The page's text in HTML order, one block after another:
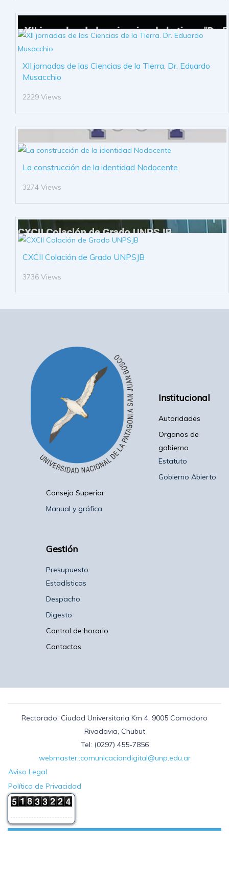
XII jornadas de las Ciencias de la Tierra. Dr. Eduardo
Musacchio
2229 Views
La construcción de la identidad Nodocente
3274 Views
CXCII Colación de Grado UNPSJB
3736 Views
Institucional
Autoridades
Organos de
gobierno
Estatuto
Gobierno Abierto
Consejo Superior
Manual y gráfica
Gestión
Presupuesto
Estadísticas
Despacho
Digesto
Control de horario
Contactos
Rectorado: Ciudad Universitaria Km 4, 9005 Comodoro
Rivadavia, Chubut
Tel: (0297) 455-7856
webmaster::comunicaciondigital@unp.edu.ar
Aviso Legal
Política de Privacidad